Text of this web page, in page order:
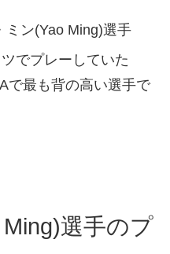
ミン(Yao Ming)選手
でプレーしていた
で最も背の高い選手で
選手のプ